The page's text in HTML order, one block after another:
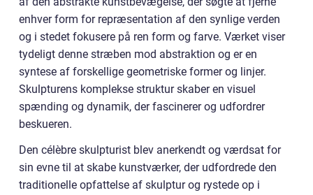
enhver form for repræsentation af den synlige verden
og i stedet fokusere på ren form og farve. Værket viser
tydeligt denne stræben mod abstraktion og er en
syntese af forskellige geometriske former og linjer.
Skulpturens komplekse struktur skaber en visuel
spænding og dynamik, der fascinerer og udfordrer
beskueren.
Den célèbre skulpturist blev anerkendt og værdsat for
sin evne til at skabe kunstværker, der udfordrede den
traditionelle opfattelse af skulptur og rystede op i